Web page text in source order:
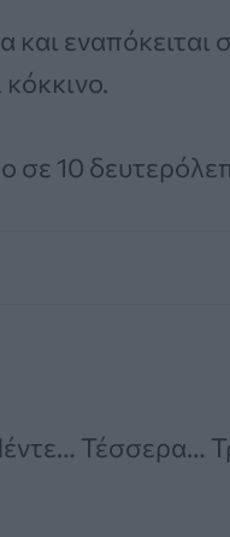
εναπόκειται
κόκκινο.
σε 10
Τέσσερα…